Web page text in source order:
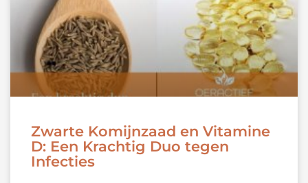
Zwarte Komijnzaad en Vitamine
D: Een Krachtig Duo tegen
Infecties